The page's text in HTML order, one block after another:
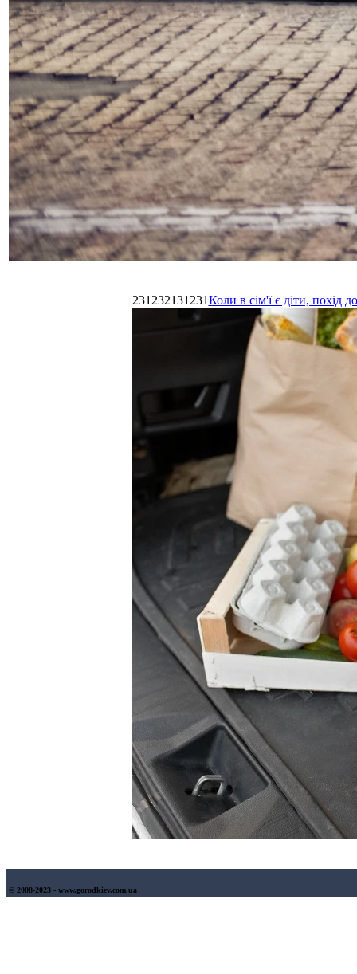
231232131231Коли в сім'ї є діти,
© 2008-2023 - www.gorodkiev.com.ua